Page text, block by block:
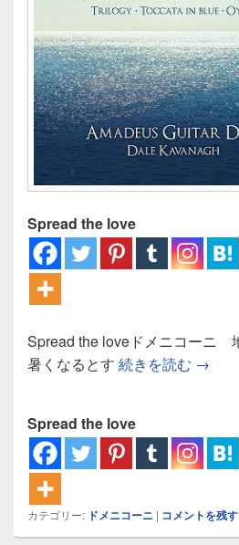
Spread the love
Spread the loveドメニコーニ
暑くなるとす 続きを読む ドメ
→
Spread the love
カテゴリー: ドメニコーニ | コメントを残す